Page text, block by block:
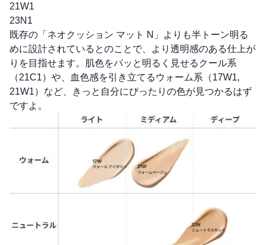
21W1
23N1
既存の「ネオクッション マット N」よりも半トーン明る
めに設計されているとのことで、より透明感のある仕上が
りを目指せます。肌色をパッと明るく見せるクール系
（21C1）や、血色感を引き立てるウォーム系（17W1,
21W1）など、きっと自分にぴったりの色が見つかるはず
ですよ。